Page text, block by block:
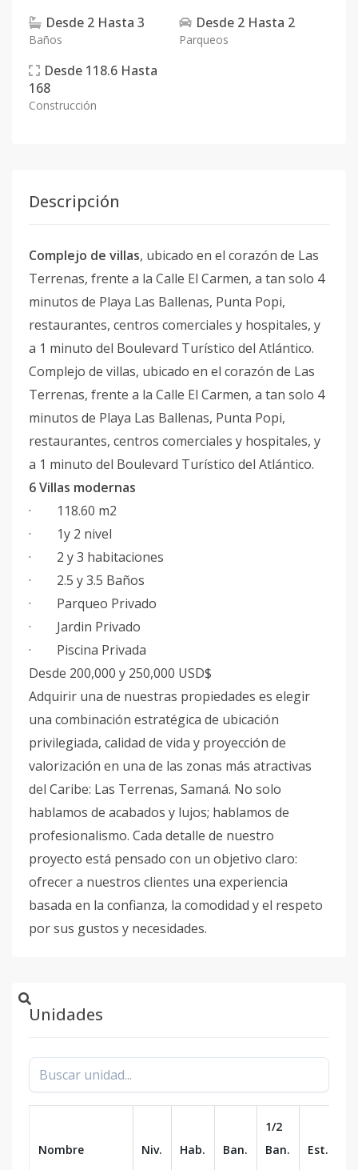
Desde 2 Hasta 3
Baños
Desde 2 Hasta 2
Parqueos
Desde 118.6 Hasta
168
Construcción
Descripción
Complejo de villas, ubicado en el corazón de Las
Terrenas, frente a la Calle El Carmen, a tan solo 4
minutos de Playa Las Ballenas, Punta Popi,
restaurantes, centros comerciales y hospitales, y
a 1 minuto del Boulevard Turístico del Atlántico.
Complejo de villas, ubicado en el corazón de Las
Terrenas, frente a la Calle El Carmen, a tan solo 4
minutos de Playa Las Ballenas, Punta Popi,
restaurantes, centros comerciales y hospitales, y
a 1 minuto del Boulevard Turístico del Atlántico.
6 Villas modernas
· 118.60 m2
· 1y 2 nivel
· 2 y 3 habitaciones
· 2.5 y 3.5 Baños
· Parqueo Privado
· Jardin Privado
· Piscina Privada
Desde 200,000 y 250,000 USD$
Adquirir una de nuestras propiedades es elegir
una combinación estratégica de ubicación
privilegiada, calidad de vida y proyección de
valorización en una de las zonas más atractivas
del Caribe: Las Terrenas, Samaná. No solo
hablamos de acabados y lujos; hablamos de
profesionalismo. Cada detalle de nuestro
proyecto está pensado con un objetivo claro:
ofrecer a nuestros clientes una experiencia
basada en la confianza, la comodidad y el respeto
por sus gustos y necesidades.
Unidades
Nombre Niv. Hab. Ban.
1/2
Ban.
Est.